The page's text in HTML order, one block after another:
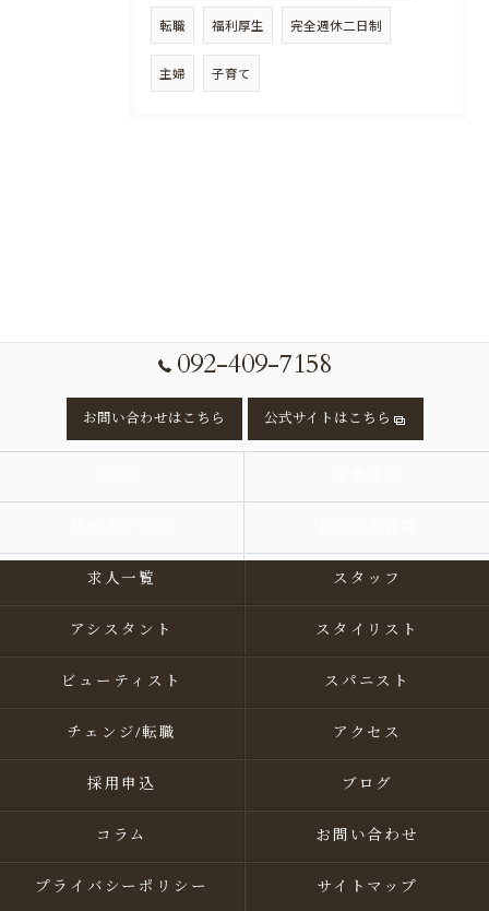
転職 福利厚生 完全週休二日制
主婦 子育て
092-409-7158
お問い合わせはこちら 公式サイトはこちら
求人一覧 スタッフ
アシスタント スタイリスト
ビューティスト スパニスト
チェンジ/転職 アクセス
採用申込 ブログ
コラム お問い合わせ
プライバシーポリシー サイトマップ